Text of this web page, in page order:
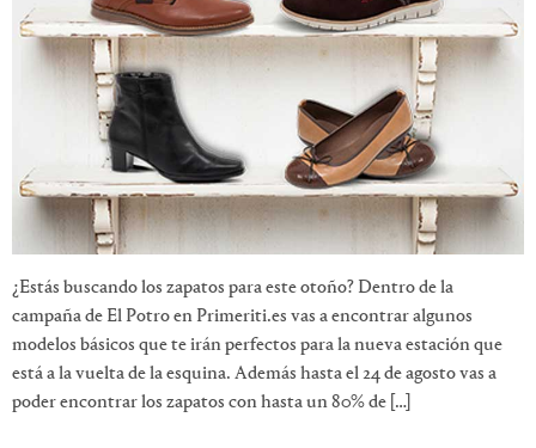
¿Estás buscando los zapatos para este otoño? Dentro de la
campaña de El Potro en Primeriti.es vas a encontrar algunos
modelos básicos que te irán perfectos para la nueva estación que
está a la vuelta de la esquina. Además hasta el 24 de agosto vas a
poder encontrar los zapatos con hasta un 80% de […]